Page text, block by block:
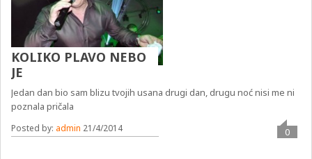
KOLIKO PLAVO NEBO
JE
Jedan dan bio sam blizu tvojih usana drugi dan, drugu noć nisi me ni
poznala pričala
Posted by: admin 21/4/2014 0